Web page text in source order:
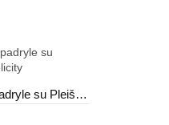
Skaidrios Šlepetės espadryle su Pleištiniais kulniukais Felicity